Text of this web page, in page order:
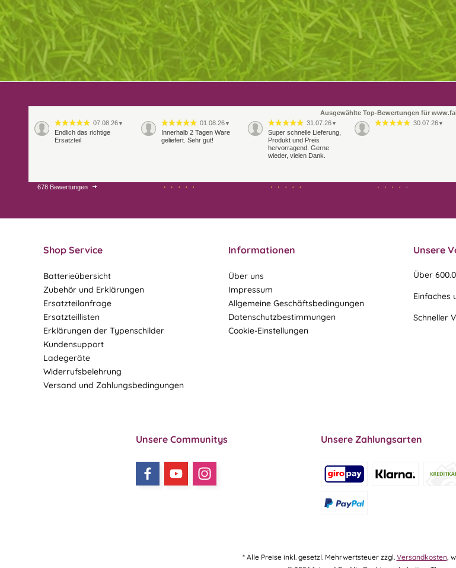
Ausgewählte Top-Bewertungen für
07.08.26 ▼
Endlich das richtige
Ersatzteil
01.08.26 ▼
Innerhalb 2 Tagen Ware
geliefert. Sehr gut!
31.07.26 ▼
Super schnelle Lieferung,
Produkt und Preis
hervorragend. Gerne
wieder, vielen Dank.
30.07.26 ▼
28.07.26
678 Bewertungen
Shop Service
Batterieübersicht
Zubehör und Erklärungen
Ersatzteilanfrage
Ersatzteillisten
Erklärungen der Typenschilder
Kundensupport
Ladegeräte
Widerrufsbelehrung
Versand und Zahlungsbedingungen
Informationen
Über uns
Impressum
Allgemeine Geschäftsbedingungen
Datenschutzbestimmungen
Cookie-Einstellungen
Unsere
Über
Einfaches
Schneller
Unsere Communitys Unsere Zahlungsarten
* Alle Preise inkl. gesetzl. Mehrwertsteuer zzgl. Versandkosten,